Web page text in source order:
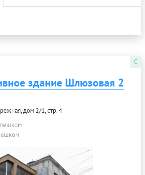
C
здание Шлюзовая 2
дом 2/1, стр. 4